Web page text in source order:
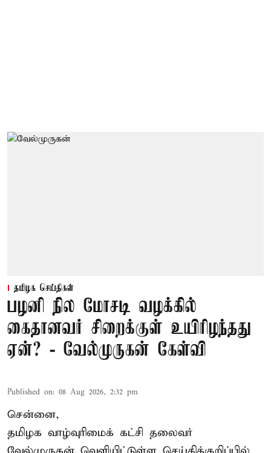
தமிழக செய்திகள்
பழனி நில மோசடி வழக்கில்
கைதானவர் சிறைக்குள் உயிரிழந்தது
ஏன்? - வேல்முருகன் கேள்வி
Published on: 08 Aug 2026, 2:32 pm
சென்னை,
தமிழக வாழ்வுரிமைக் கட்சி தலைவர்